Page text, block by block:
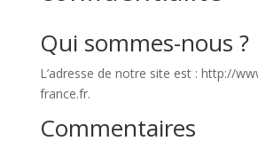
Qui sommes-nous ?
L’adresse de notre site est : http://
france.fr.
Commentaires